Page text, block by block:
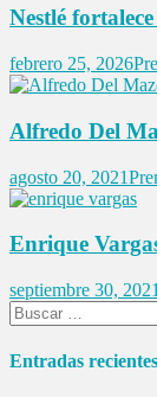
Nestlé
febrero 25, 2026
Alfredo Del
agosto 20, 2021
Enrique
septiembre 30, 2021
Buscar:
Entradas recientes